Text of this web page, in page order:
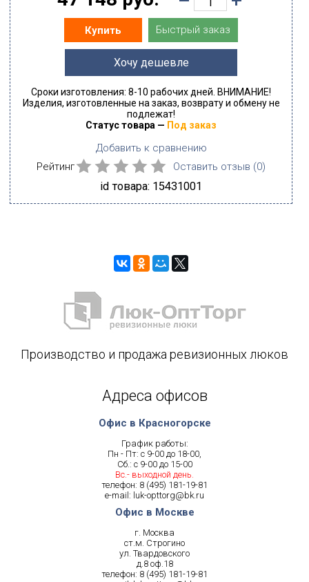
Купить Быстрый заказ
Хочу дешевле
Сроки изготовления: 8-10 рабочих дней. ВНИМАНИЕ!
Изделия, изготовленные на заказ, возврату и обмену не
подлежат!
Статус товара — Под заказ
Добавить к сравнению
Рейтинг
Оставить отзыв (0)
id товара: 15431001
Производство и продажа ревизионных люков
Адреса офисов
Офис в Красногорске
График работы:
Пн - Пт: с 9-00 до 18-00,
Сб.: с 9-00 до 15-00
Вс.- выходной день.
телефон: 8 (495) 181-19-81
e-mail: luk-opttorg@bk.ru
Офис в Москве
г. Москва
ст.м. Строгино
ул. Твардовского
д.8 оф.18
телефон: 8 (495) 181-19-81